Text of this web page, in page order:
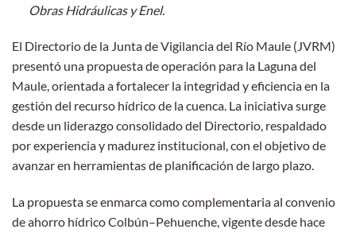
Obras Hidráulicas y Enel.
El Directorio de la Junta de Vigilancia del Río Maule (JVRM)
presentó una propuesta de operación para la Laguna del
Maule, orientada a fortalecer la integridad y eficiencia en la
gestión del recurso hídrico de la cuenca. La iniciativa surge
desde un liderazgo consolidado del Directorio, respaldado
por experiencia y madurez institucional, con el objetivo de
avanzar en herramientas de planificación de largo plazo.
La propuesta se enmarca como complementaria al convenio
de ahorro hídrico Colbún–Pehuenche, vigente desde hace